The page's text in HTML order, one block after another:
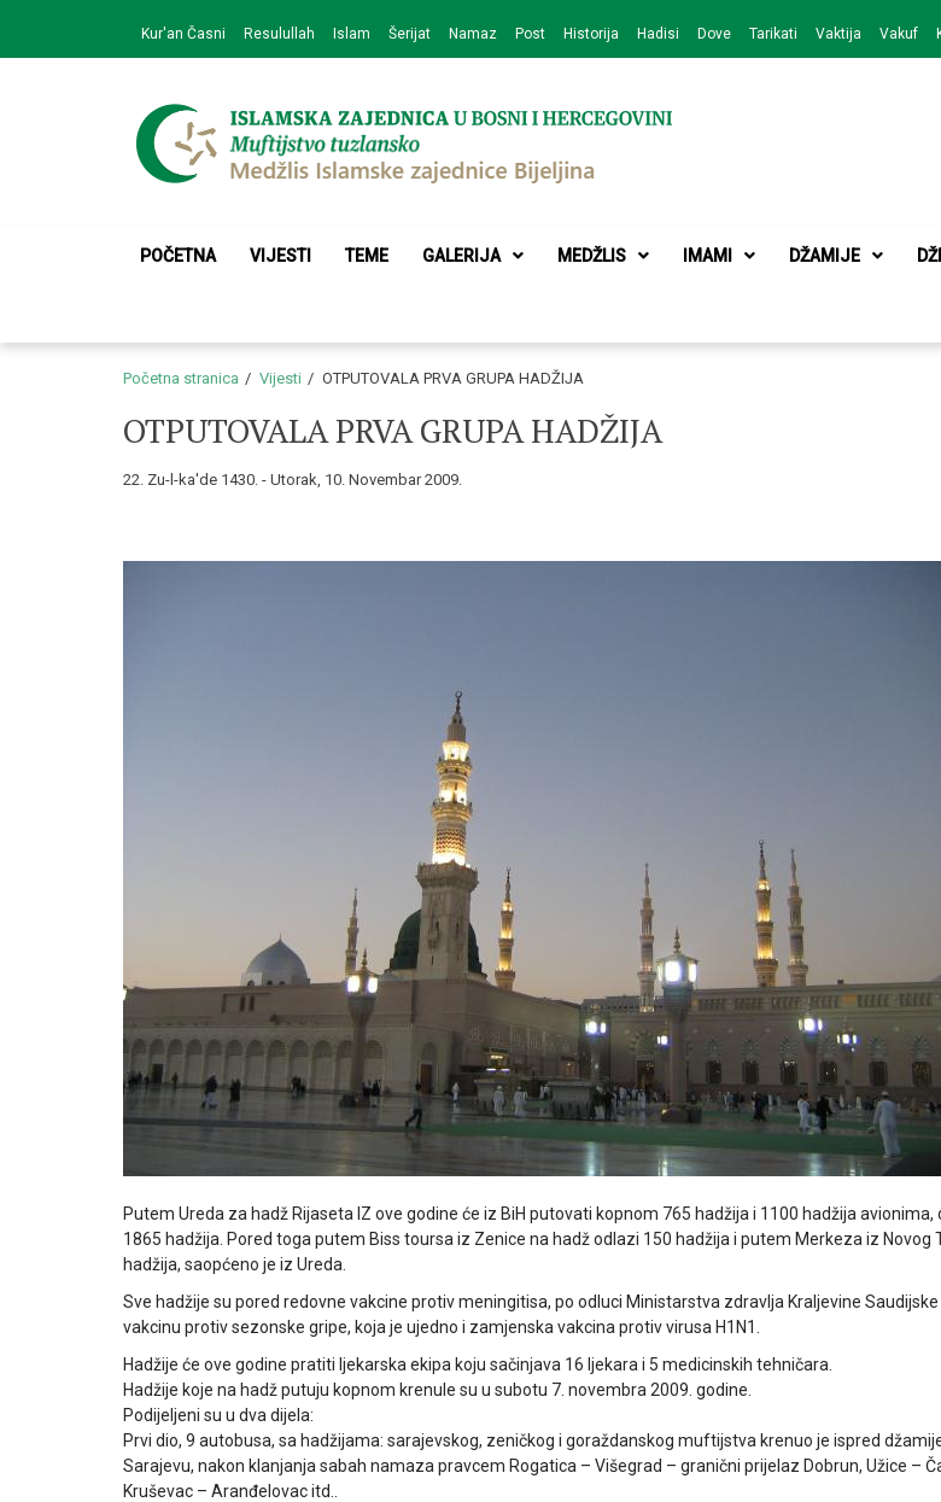
navigation
content
Kur'an Časni Resulullah Islam Šerijat Namaz Post Historija Hadisi Dove Tarikati Vaktija Vakuf
Medžlis Islamske zajednice
POČETNA VIJESTI TEME GALERIJA MEDŽLIS IMAMI DŽAMIJE
Početna stranica Vijesti OTPUTOVALA PRVA GRUPA HADŽIJA
OTPUTOVALA PRVA GRUPA HADŽIJA
22. Zu-l-ka'de 1430. - Utorak, 10. Novembar 2009.
Putem Ureda za hadž Rijaseta IZ ove godine će iz BiH putovati kopnom 765 hadžija i 1100 hadžija avionima,
1865 hadžija. Pored toga putem Biss toursa iz Zenice na hadž odlazi 150 hadžija i putem Merkeza iz Novog
hadžija, saopćeno je iz Ureda.
Sve hadžije su pored redovne vakcine protiv meningitisa, po odluci Ministarstva zdravlja Kraljevine
vakcinu protiv sezonske gripe, koja je ujedno i zamjenska vakcina protiv virusa H1N1.
Hadžije će ove godine pratiti ljekarska ekipa koju sačinjava 16 ljekara i 5 medicinskih tehničara.
Hadžije koje na hadž putuju kopnom krenule su u subotu 7. novembra 2009. godine.
Podijeljeni su u dva dijela:
Prvi dio, 9 autobusa, sa hadžijama: sarajevskog, zeničkog i goraždanskog muftijstva krenuo je ispred
Sarajevu, nakon klanjanja sabah namaza pravcem Rogatica – Višegrad – granični prijelaz Dobrun, Užice –
Kruševac – Aranđelovac itd..